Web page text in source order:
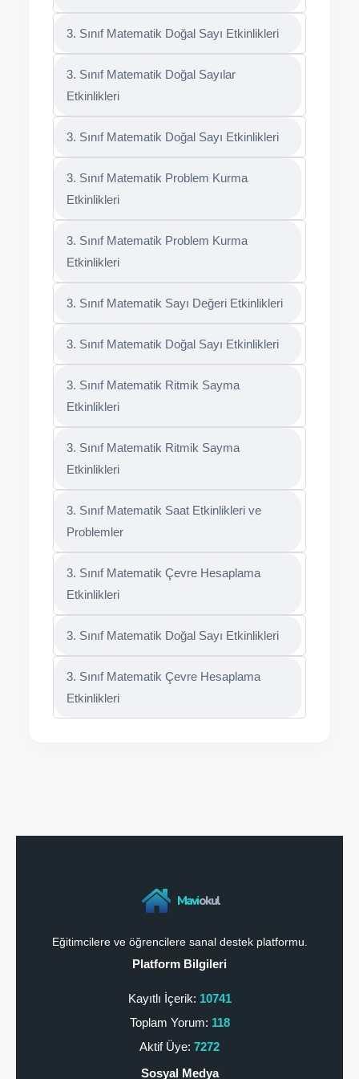
3. Sınıf Matematik Doğal Sayı Etkinlikleri
3. Sınıf Matematik Doğal Sayılar
Etkinlikleri
3. Sınıf Matematik Doğal Sayı Etkinlikleri
3. Sınıf Matematik Problem Kurma
Etkinlikleri
3. Sınıf Matematik Problem Kurma
Etkinlikleri
3. Sınıf Matematik Sayı Değeri Etkinlikleri
3. Sınıf Matematik Doğal Sayı Etkinlikleri
3. Sınıf Matematik Ritmik Sayma
Etkinlikleri
3. Sınıf Matematik Ritmik Sayma
Etkinlikleri
3. Sınıf Matematik Saat Etkinlikleri ve
Problemler
3. Sınıf Matematik Çevre Hesaplama
Etkinlikleri
3. Sınıf Matematik Doğal Sayı Etkinlikleri
3. Sınıf Matematik Çevre Hesaplama
Etkinlikleri
Maviokul
Eğitimcilere ve öğrencilere sanal destek platformu.
Platform Bilgileri
Kayıtlı İçerik: 10741
Toplam Yorum: 118
Aktif Üye: 7272
Sosyal Medya